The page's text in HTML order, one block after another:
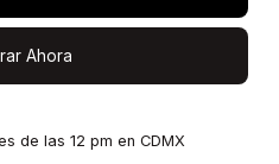
Ahora
de las 12 pm en CDMX